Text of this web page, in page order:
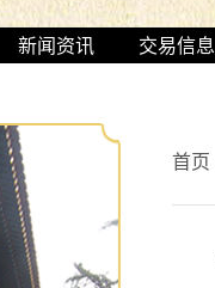
新闻资讯 交易信息
首页